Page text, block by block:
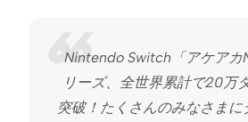
Nintendo Switch「アケアカ
リーズ、全世界累計で20万
突破！たくさんのみなさまに